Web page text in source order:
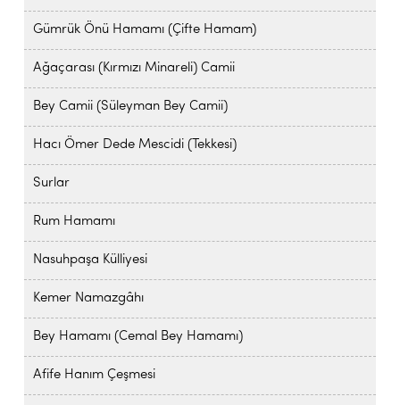
Gümrük Önü Hamamı (Çifte Hamam)
Ağaçarası (Kırmızı Minareli) Camii
Bey Camii (Süleyman Bey Camii)
Hacı Ömer Dede Mescidi (Tekkesi)
Surlar
Rum Hamamı
Nasuhpaşa Külliyesi
Kemer Namazgâhı
Bey Hamamı (Cemal Bey Hamamı)
Afife Hanım Çeşmesi